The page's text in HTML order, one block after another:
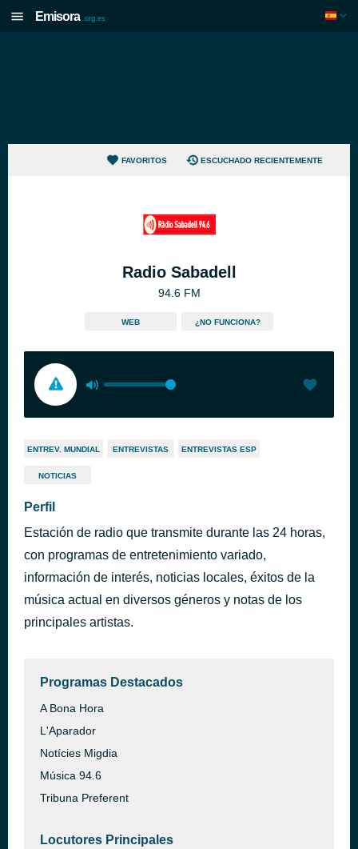
Emisora .org.es
FAVORITOS ESCUCHADO RECIENTEMENTE
Radio Sabadell
94.6 FM
WEB ¿NO FUNCIONA?
ENTREV. MUNDIAL ENTREVISTAS ENTREVISTAS ESP
NOTICIAS
Perfil
Estación de radio que transmite durante las 24 horas,
con programas de entretenimiento variado,
información de interés, noticias locales, éxitos de la
música actual en diversos géneros y notas de los
principales artistas.
Programas Destacados
A Bona Hora
L'Aparador
Notícies Migdia
Música 94.6
Tribuna Preferent
Locutores Principales